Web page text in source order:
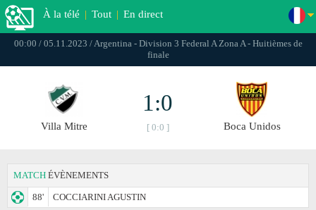
À la télé | Tout | En direct
00:00 / 05.11.2023 / Argentina - Division 3 Federal A Zona A - Huitièmes de
finale
Villa Mitre
1:0
[ 0:0 ] Boca Unidos
MATCH ÉVÈNEMENTS
88' COCCIARINI AGUSTIN